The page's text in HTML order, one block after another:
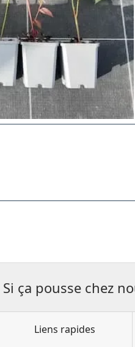
Si ça pousse chez
Liens rapides